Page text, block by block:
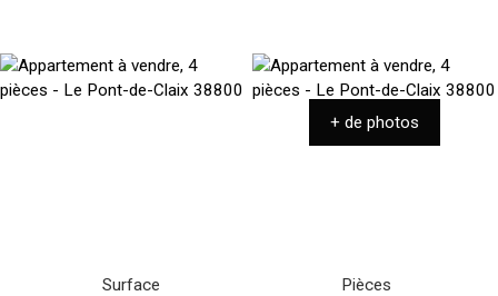
+ de photos
Surface
Pièces